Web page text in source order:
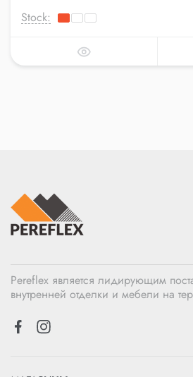
Stock:
Pereflex является лидирующим
внутренней отделки и мебели на